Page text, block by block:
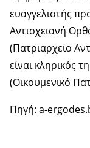
ευαγγελιστής
Αντιοχειανή
(Πατριαρχείο
είναι κληρικός
(Οικουμενικό
Πηγή: a-